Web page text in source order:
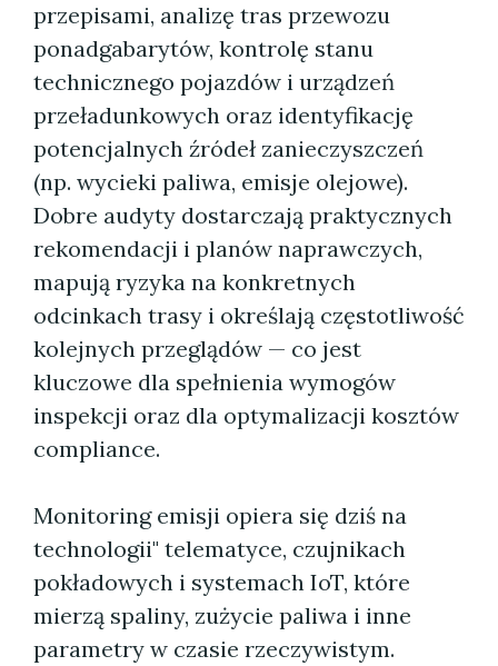
przepisami, analizę tras przewozu
ponadgabarytów, kontrolę stanu
technicznego pojazdów i urządzeń
przeładunkowych oraz identyfikację
potencjalnych źródeł zanieczyszczeń
(np. wycieki paliwa, emisje olejowe).
Dobre audyty dostarczają praktycznych
rekomendacji i planów naprawczych,
mapują ryzyka na konkretnych
odcinkach trasy i określają częstotliwość
kolejnych przeglądów — co jest
kluczowe dla spełnienia wymogów
inspekcji oraz dla optymalizacji kosztów
compliance.
Monitoring emisji opiera się dziś na
technologii" telematyce, czujnikach
pokładowych i systemach IoT, które
mierzą spaliny, zużycie paliwa i inne
parametry w czasie rzeczywistym.